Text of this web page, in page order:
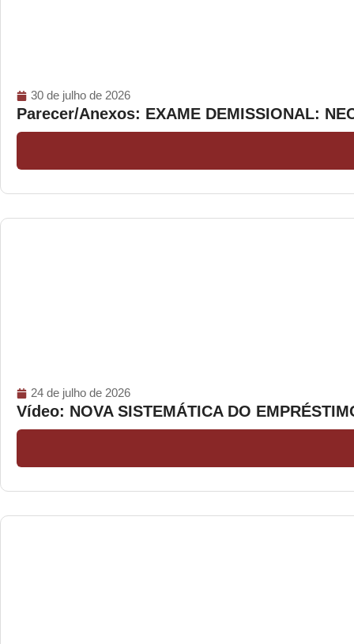
30 de julho de 2026
Parecer/Anexos: EXAME DEMISSIONAL:
24 de julho de 2026
Vídeo: NOVA SISTEMÁTICA DO